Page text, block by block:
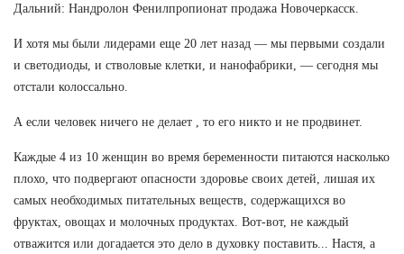
Дальний: Нандролон Фенилпропионат продажа Новочеркасск.
И хотя мы были лидерами еще 20 лет назад — мы первыми создали
и светодиоды, и стволовые клетки, и нанофабрики, — сегодня мы
отстали колоссально.
А если человек ничего не делает , то его никто и не продвинет.
Каждые 4 из 10 женщин во время беременности питаются насколько
плохо, что подвергают опасности здоровье своих детей, лишая их
самых необходимых питательных веществ, содержащихся во
фруктах, овощах и молочных продуктах. Вот-вот, не каждый
отважится или догадается это дело в духовку поставить... Настя, а